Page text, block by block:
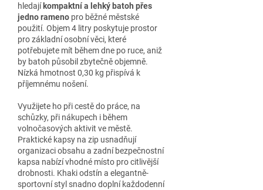
hledají kompaktní a lehký batoh přes
jedno rameno pro běžné městské
použití. Objem 4 litry poskytuje prostor
pro základní osobní věci, které
potřebujete mít během dne po ruce, aniž
by batoh působil zbytečně objemně.
Nízká hmotnost 0,30 kg přispívá k
příjemnému nošení.
Využijete ho při cestě do práce, na
schůzky, při nákupech i během
volnočasových aktivit ve městě.
Praktické kapsy na zip usnadňují
organizaci obsahu a zadní bezpečnostní
kapsa nabízí vhodné místo pro citlivější
drobnosti. Khaki odstín a elegantně-
sportovní styl snadno doplní každodenní